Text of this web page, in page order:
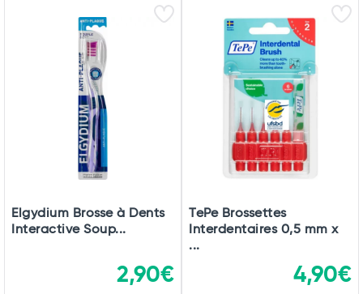
Elgydium Brosse à Dents
Interactive Soup...
2,90€
TePe Brossettes
Interdentaires 0,5 mm x
...
4,90€